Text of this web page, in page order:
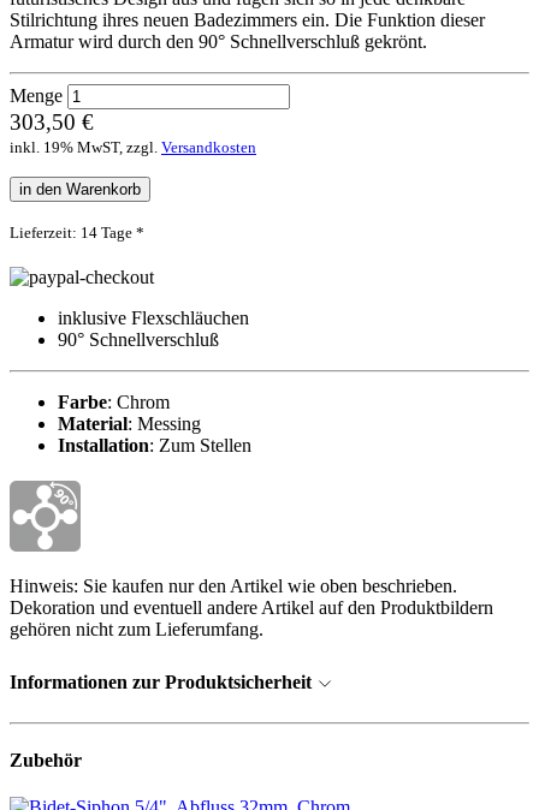
Stilrichtung ihres neuen Badezimmers ein. Die Funktion dieser
Armatur wird durch den 90° Schnellverschluß gekrönt.
Menge
303,50 €
inkl. 19% MwST, zzgl. Versandkosten
in den Warenkorb
Lieferzeit: 14 Tage *
inklusive Flexschläuchen
90° Schnellverschluß
Farbe: Chrom
Material: Messing
Installation: Zum Stellen
Hinweis: Sie kaufen nur den Artikel wie oben beschrieben.
Dekoration und eventuell andere Artikel auf den Produktbildern
gehören nicht zum Lieferumfang.
Informationen zur Produktsicherheit
Zubehör